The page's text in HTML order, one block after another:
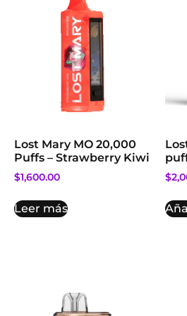
Lost Mary MO 20,000
Puffs – Strawberry Kiwi
$1,600.00
Leer más
$